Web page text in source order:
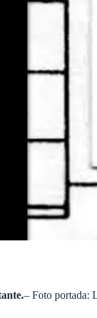
– Foto portada: